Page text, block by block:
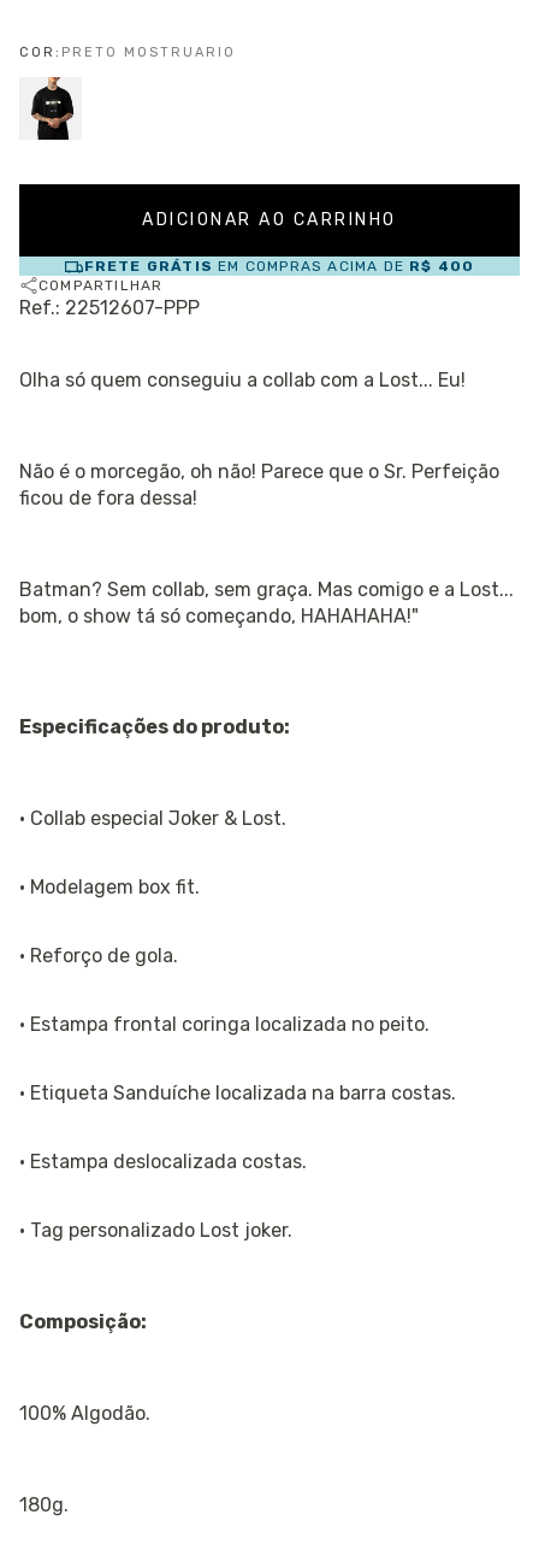
COR: PRETO MOSTRUARIO
FRETE GRÁTIS EM COMPRAS ACIMA DE R$ 400
COMPARTILHAR
Ref.: 22512607-PPP
Olha só quem conseguiu a collab com a Lost... Eu!
Não é o morcegão, oh não! Parece que o Sr. Perfeição
ficou de fora dessa!
Batman? Sem collab, sem graça. Mas comigo e a Lost...
bom, o show tá só começando, HAHAHAHA!"
Especificações do produto:
· Collab especial Joker & Lost.
· Modelagem box fit.
· Reforço de gola.
· Estampa frontal coringa localizada no peito.
· Etiqueta Sanduíche localizada na barra costas.
· Estampa deslocalizada costas.
· Tag personalizado Lost joker.
Composição:
100% Algodão.
180g.